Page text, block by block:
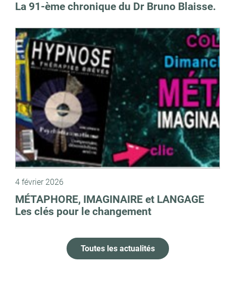
La 91-ème chronique du Dr Bruno Blaisse.
4 février 2026
MÉTAPHORE, IMAGINAIRE et LANGAGE
Les clés pour le changement
Toutes les actualités